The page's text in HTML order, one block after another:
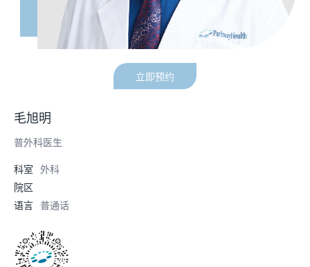
立即预约
毛旭明
普外科医生
科室 外科
院区
语言 普通话